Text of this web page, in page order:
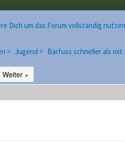
Dich um das Forum vollständig
> Jugend > Barfuss schneller als mit
Weiter »